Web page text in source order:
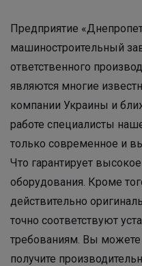
Предприятие
машиностроительный
ответственного
являются многие
компании Украины и
работе специалисты
только современное и
Что гарантирует
оборудования. Кроме
действительно
точно соответствуют
требованиям. Вы
получите